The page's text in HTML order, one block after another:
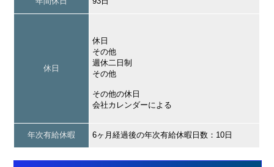
休日
休日
その他
週休二日制
その他
その他の休日
会社カレンダーによる
年次有給休暇 6ヶ月経過後の年次有給休暇日数：10日